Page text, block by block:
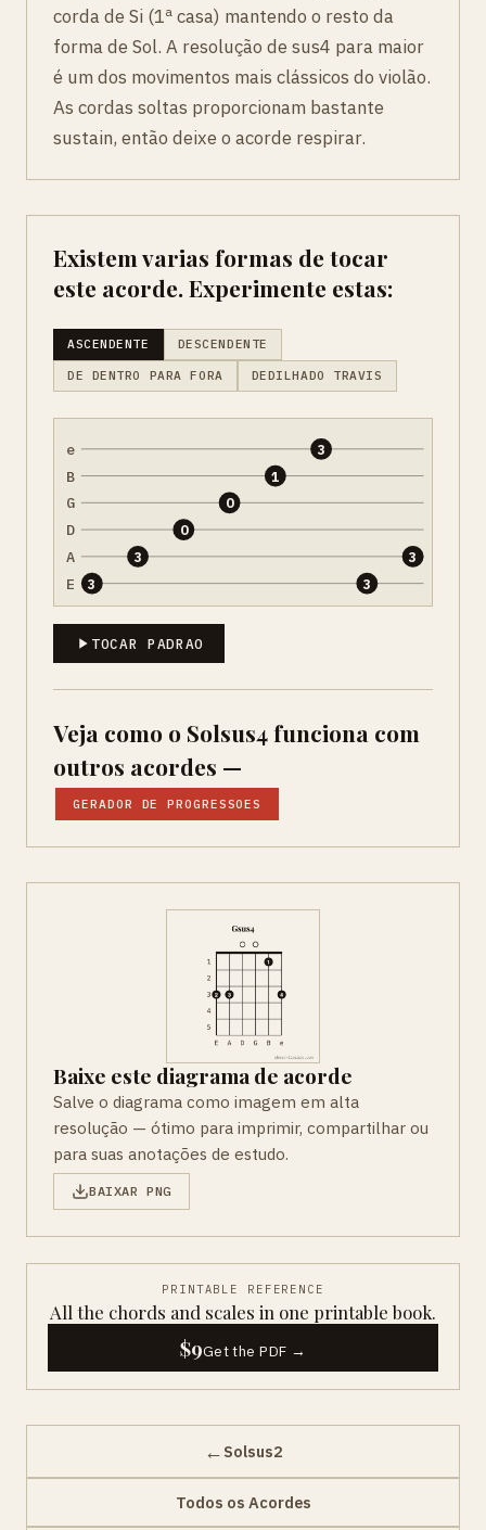
corda de Si (1ª casa) mantendo o resto da
forma de Sol. A resolução de sus4 para maior
é um dos movimentos mais clássicos do violão.
As cordas soltas proporcionam bastante
sustain, então deixe o acorde respirar.
Existem varias formas de tocar
este acorde. Experimente estas:
ASCENDENTE DESCENDENTE
DE DENTRO PARA FORA DEDILHADO TRAVIS
e
B
G
D
A
E 3
3
0
0
1
3
3
3
TOCAR PADRAO
Veja como o Solsus4 funciona com
outros acordes —
GERADOR DE PROGRESSOES
Baixe este diagrama de acorde
Salve o diagrama como imagem em alta
resolução — ótimo para imprimir, compartilhar ou
para suas anotações de estudo.
BAIXAR PNG
PRINTABLE REFERENCE
All the chords and scales in one printable book.
$9Get the PDF →
← Solsus2
Todos os Acordes